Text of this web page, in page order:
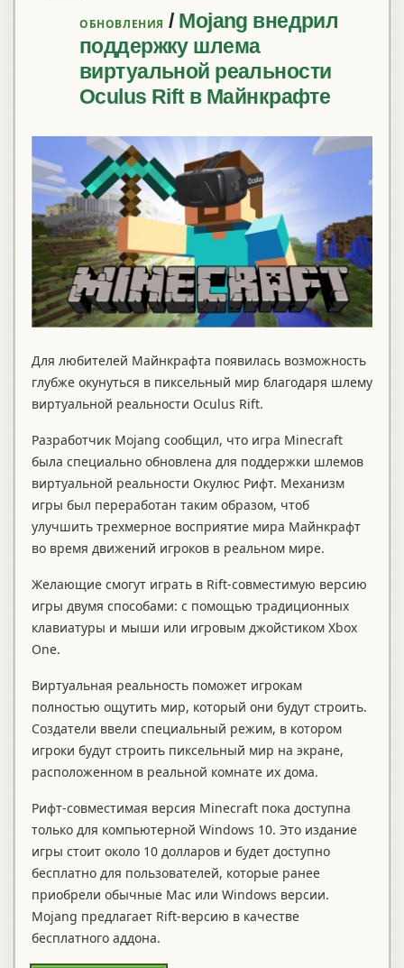
ОБНОВЛЕНИЯ / Mojang внедрил
поддержку шлема
виртуальной реальности
Oculus Rift в Майнкрафте
Для любителей Майнкрафта появилась возможность
глубже окунуться в пиксельный мир благодаря шлему
виртуальной реальности Oculus Rift.
Разработчик Mojang сообщил, что игра Мinecraft
была специально обновлена для поддержки шлемов
виртуальной реальности Окулюс Рифт. Механизм
игры был переработан таким образом, чтоб
улучшить трехмерное восприятие мира Майнкрафт
во время движений игроков в реальном мире.
Желающие смогут играть в Rift-совместимую версию
игры двумя способами: с помощью традиционных
клавиатуры и мыши или игровым джойстиком Xbox
One.
Виртуальная реальность поможет игрокам
полностью ощутить мир, который они будут строить.
Создатели ввели специальный режим, в котором
игроки будут строить пиксельный мир на экране,
расположенном в реальной комнате их дома.
Рифт-совместимая версия Minecraft пока доступна
только для компьютерной Windows 10. Это издание
игры стоит около 10 долларов и будет доступно
бесплатно для пользователей, которые ранее
приобрели обычные Mac или Windows версии.
Mojang предлагает Rift-версию в качестве
бесплатного аддона.